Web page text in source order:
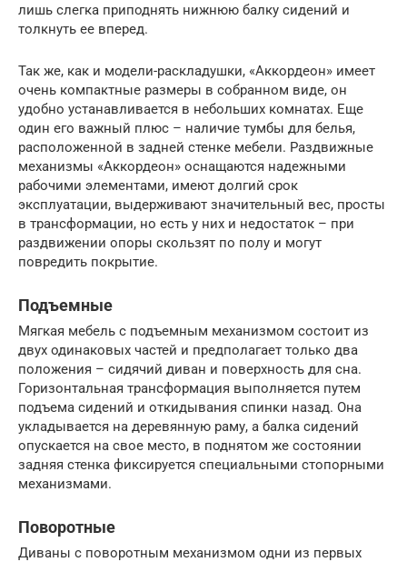
лишь слегка приподнять нижнюю балку сидений и
толкнуть ее вперед.
Так же, как и модели-раскладушки, «Аккордеон» имеет
очень компактные размеры в собранном виде, он
удобно устанавливается в небольших комнатах. Еще
один его важный плюс – наличие тумбы для белья,
расположенной в задней стенке мебели. Раздвижные
механизмы «Аккордеон» оснащаются надежными
рабочими элементами, имеют долгий срок
эксплуатации, выдерживают значительный вес, просты
в трансформации, но есть у них и недостаток – при
раздвижении опоры скользят по полу и могут
повредить покрытие.
Подъемные
Мягкая мебель с подъемным механизмом состоит из
двух одинаковых частей и предполагает только два
положения – сидячий диван и поверхность для сна.
Горизонтальная трансформация выполняется путем
подъема сидений и откидывания спинки назад. Она
укладывается на деревянную раму, а балка сидений
опускается на свое место, в поднятом же состоянии
задняя стенка фиксируется специальными стопорными
механизмами.
Поворотные
Диваны с поворотным механизмом одни из первых